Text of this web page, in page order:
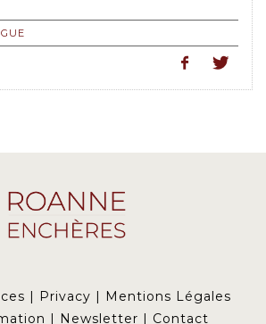
Privacy
Mentions Légales
Newsletter Contact